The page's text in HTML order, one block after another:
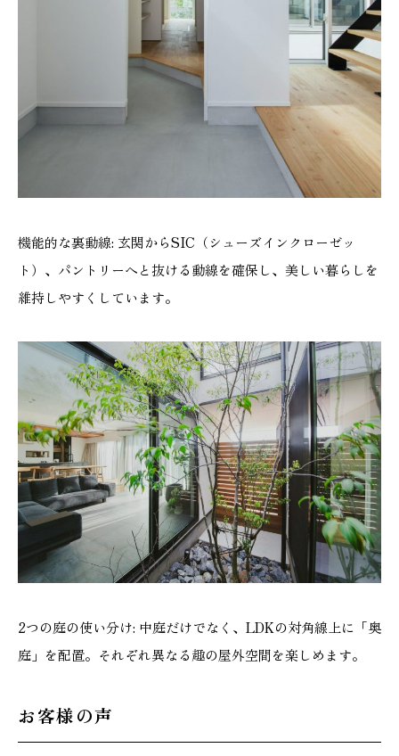
機能的な裏動線: 玄関からSIC（シューズインクローゼッ
ト）、パントリーへと抜ける動線を確保し、美しい暮らしを
維持しやすくしています。
2つの庭の使い分け: 中庭だけでなく、LDKの対角線上に「奥
庭」を配置。それぞれ異なる趣の屋外空間を楽しめます。
お客様の声